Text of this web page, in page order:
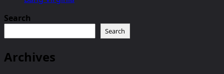
Search
Search
Archives